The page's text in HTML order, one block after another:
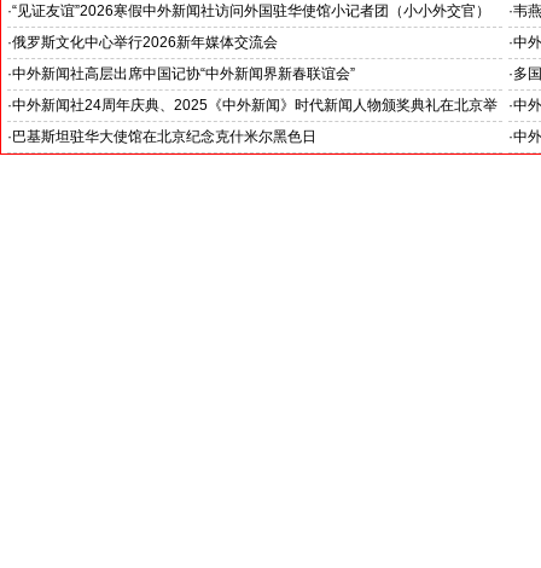
--中外新闻社2026全国两会报道之一
罗斯
·“见证友谊”2026寒假中外新闻社访问外国驻华使馆小记者团（小小外交官）
在北京举行开团仪式
-- 学习各国外交官的智慧、热情、友善和外交风范
·韦
·俄罗斯文化中心举行2026新年媒体交流会 ·中
·中外新闻社高层出席中国记协“中外新闻界新春联谊会” ·多
中心
·中外新闻社24周年庆典、2025《中外新闻》时代新闻人物颁奖典礼在北京举
行
·中
东
· 巴基斯坦驻华大使馆在北京纪念克什米尔黑色日 ·中